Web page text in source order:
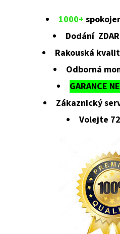
1000+
Dodání
Rakouská
Odborná
GARANCE
Zákaznický
Volejte